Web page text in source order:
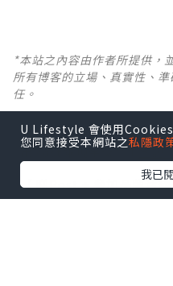
*本站之內容由作者所提供，
所有博客的立場、真實性、
任。
【 U Creator 招募 】
出Post賺現金獎賞 l登記
【 睇Post + 參加品牌活動
瀏覽更多社群打卡丶旅遊
U Lifestyle 會使用Cookies
您同意接受本網站之私隱政
我已